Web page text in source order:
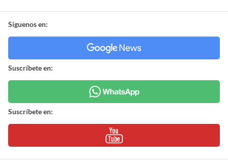
Síguenos en:
Suscríbete en:
Suscríbete en: